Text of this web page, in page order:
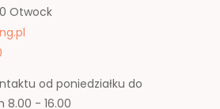
Otwock
od poniedziałku do
8.00 - 16.00